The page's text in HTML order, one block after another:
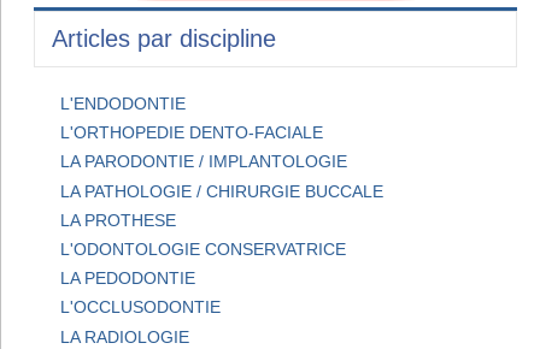
Articles par discipline
L'ENDODONTIE
L'ORTHOPEDIE DENTO-FACIALE
LA PARODONTIE / IMPLANTOLOGIE
LA PATHOLOGIE / CHIRURGIE BUCCALE
LA PROTHESE
L'ODONTOLOGIE CONSERVATRICE
LA PEDODONTIE
L'OCCLUSODONTIE
LA RADIOLOGIE